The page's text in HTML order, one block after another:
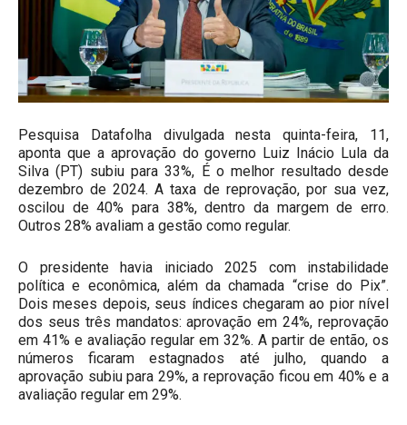
Pesquisa Datafolha divulgada nesta quinta-feira, 11,
aponta que a aprovação do governo Luiz Inácio Lula da
Silva (PT) subiu para 33%, É o melhor resultado desde
dezembro de 2024. A taxa de reprovação, por sua vez,
oscilou de 40% para 38%, dentro da margem de erro.
Outros 28% avaliam a gestão como regular.
O presidente havia iniciado 2025 com instabilidade
política e econômica, além da chamada “crise do Pix”.
Dois meses depois, seus índices chegaram ao pior nível
dos seus três mandatos: aprovação em 24%, reprovação
em 41% e avaliação regular em 32%. A partir de então, os
números ficaram estagnados até julho, quando a
aprovação subiu para 29%, a reprovação ficou em 40% e a
avaliação regular em 29%.